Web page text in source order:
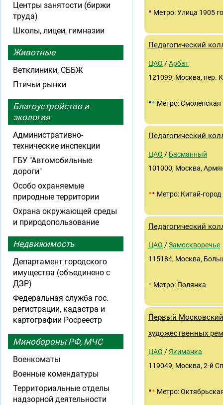
• Метро: Улица 1905
Педагогический
ЦАО /Арбат
121099, Москва, пер.
•• Метро: Смоленская
Педагогический
ЦАО / Басманный
101000, Москва,
•• Метро: Китай-город
Педагогический
ЦАО /Замоскворечье
115184, Москва,
• Метро: Полянка
Первый
художественных
ЦАО / Якиманка
119049, Москва, 2-й
•• Метро:
Центры занятости (биржи
труда)
Школы, лицеи, гимназии
Животные
Ветклиники, СББЖ
Птичьи рынки
Благоустройство и
экология
Административно-
технические инспекции
ГБУ "Автомобильные
дороги"
Особо охраняемые
природные территории
Охрана окружающей среды
и природопользование
Недвижимость
Департамент городского
имущества (объединено с
ДЗР)
Федеральная служба гос.
регистрации, кадастра и
картографии Росреестр
Минобороны РФ, МЧС
Военкоматы
Военные комендатуры
Территориальные отделы
надзорной деятельности